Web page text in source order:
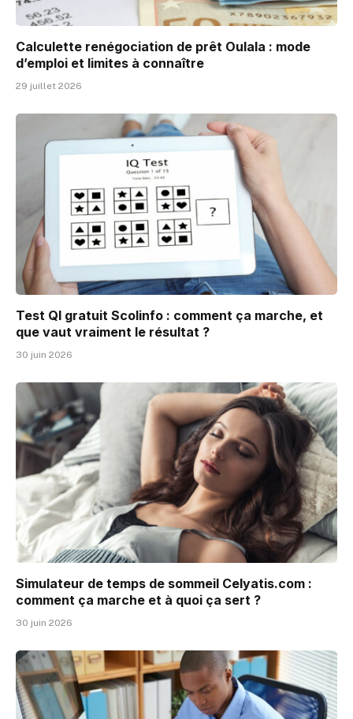
Calculette renégociation de prêt Oulala : mode
d’emploi et limites à connaître
29 juillet 2026
Test QI gratuit Scolinfo : comment ça marche, et
que vaut vraiment le résultat ?
30 juin 2026
Simulateur de temps de sommeil Celyatis.com :
comment ça marche et à quoi ça sert ?
30 juin 2026